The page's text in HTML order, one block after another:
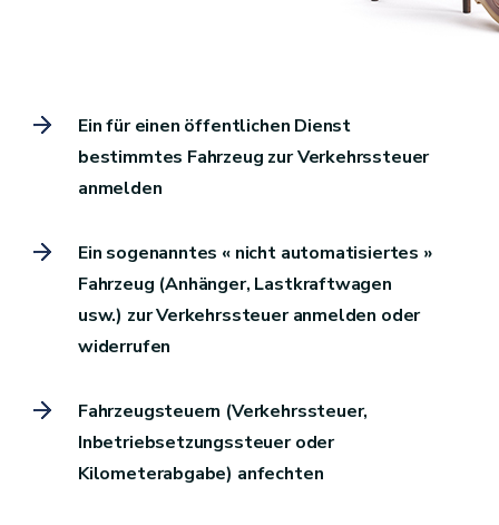
Ein für einen öffentlichen Dienst
bestimmtes Fahrzeug zur Verkehrssteuer
anmelden
Ein sogenanntes « nicht automatisiertes »
Fahrzeug (Anhänger, Lastkraftwagen
usw.) zur Verkehrssteuer anmelden oder
widerrufen
Fahrzeugsteuern (Verkehrssteuer,
Inbetriebsetzungssteuer oder
Kilometerabgabe) anfechten